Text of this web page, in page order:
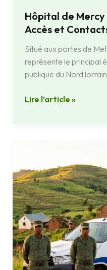
Hôpital de Mercy
Accès et
Situé aux portes de
représente le principal
publique du Nord
Lire l’article »
CIRGN
:
la
gendarmerie
territoriale
de
Madagascar